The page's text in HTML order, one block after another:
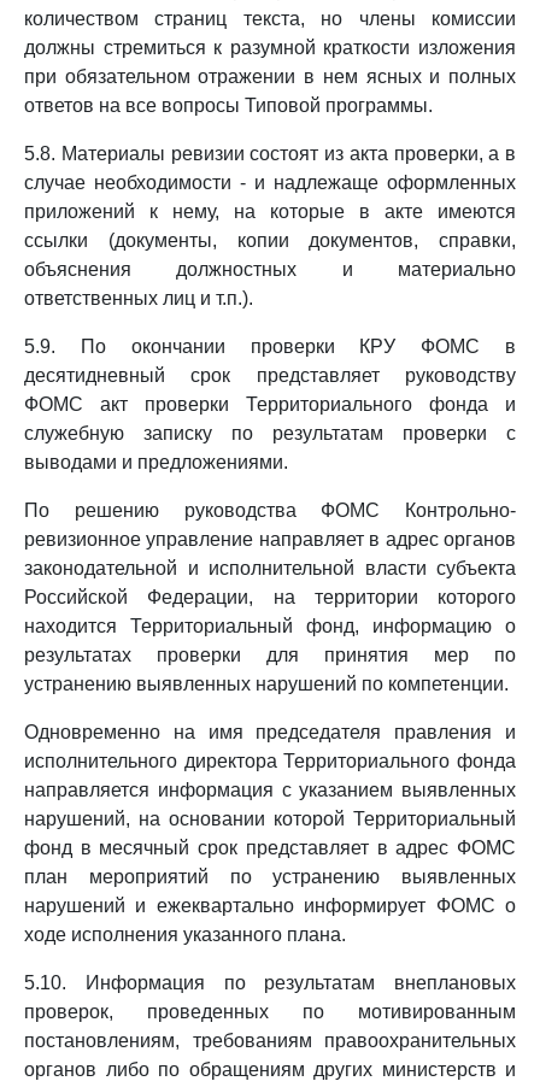
количеством страниц текста, но члены комиссии
должны стремиться к разумной краткости изложения
при обязательном отражении в нем ясных и полных
ответов на все вопросы Типовой программы.
5.8. Материалы ревизии состоят из акта проверки, а в
случае необходимости - и надлежаще оформленных
приложений к нему, на которые в акте имеются
ссылки (документы, копии документов, справки,
объяснения должностных и материально
ответственных лиц и т.п.).
5.9. По окончании проверки КРУ ФОМС в
десятидневный срок представляет руководству
ФОМС акт проверки Территориального фонда и
служебную записку по результатам проверки с
выводами и предложениями.
По решению руководства ФОМС Контрольно-
ревизионное управление направляет в адрес органов
законодательной и исполнительной власти субъекта
Российской Федерации, на территории которого
находится Территориальный фонд, информацию о
результатах проверки для принятия мер по
устранению выявленных нарушений по компетенции.
Одновременно на имя председателя правления и
исполнительного директора Территориального фонда
направляется информация с указанием выявленных
нарушений, на основании которой Территориальный
фонд в месячный срок представляет в адрес ФОМС
план мероприятий по устранению выявленных
нарушений и ежеквартально информирует ФОМС о
ходе исполнения указанного плана.
5.10. Информация по результатам внеплановых
проверок, проведенных по мотивированным
постановлениям, требованиям правоохранительных
органов либо по обращениям других министерств и